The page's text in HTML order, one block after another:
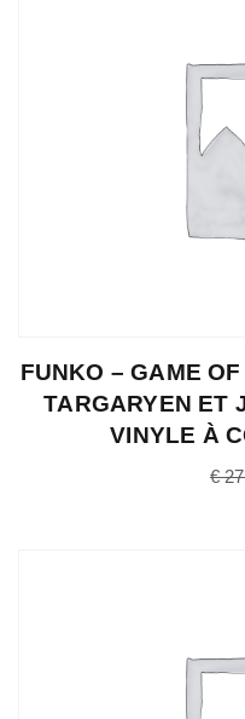
FUNKO – GAME
TARGARYEN ET
VINYLE À
€